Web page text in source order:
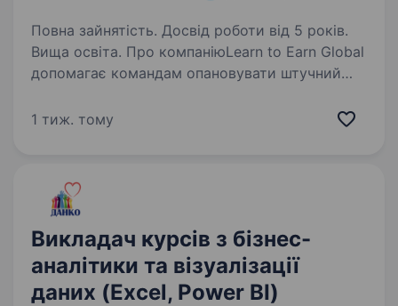
Повна зайнятість. Досвід роботи від 5 років.
Вища освіта. Про компаніюLearn to Earn Global
допомагає командам опановувати штучний
які хочуть застосувати ШІ у своїх процесах:
1 тиж. тому
Викладач курсів з бізнес-
аналітики та візуалізації
даних (Excel, Power BI)